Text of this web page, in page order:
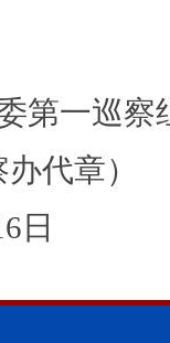
第一巡察
办代章）
日